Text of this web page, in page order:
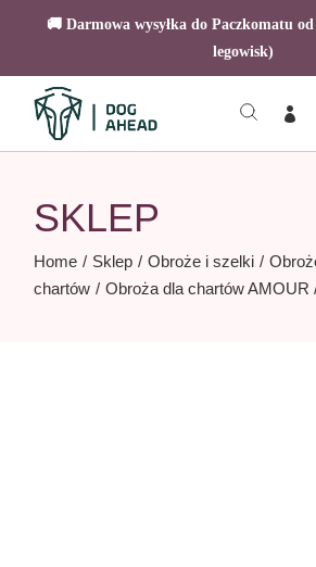
🚚 Darmowa wysyłka do Paczkomatu
legowisk)
content
SKLEP
Home Sklep Obroże i szelki
chartów
Obroża dla chartów AMOUR